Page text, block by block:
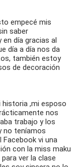
empecé mis
saber
día gracias al
día a día nos da
también estoy
de decoración
historia ,mi esposo
nos
trabajo y los
no teníamos
Facebook vi una
con la miss maku
ver la clase